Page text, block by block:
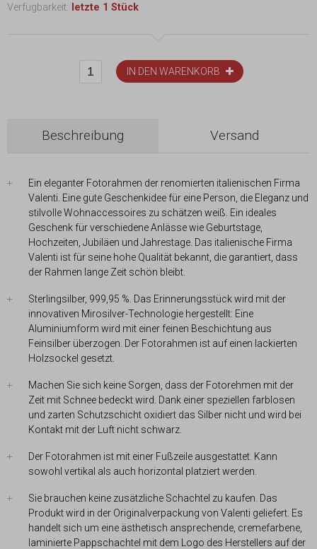
Verfügbarkeit: letzte 1 Stück
IN DEN WARENKORB
Beschreibung Versand
Ein eleganter Fotorahmen der renomierten italienischen Firma
Valenti. Eine gute Geschenkidee für eine Person, die Eleganz und
stilvolle Wohnaccessoires zu schätzen weiß. Ein ideales
Geschenk für verschiedene Anlässe wie Geburtstage,
Hochzeiten, Jubiläen und Jahrestage. Das italienische Firma
Valenti ist für seine hohe Qualität bekannt, die garantiert, dass
der Rahmen lange Zeit schön bleibt.
Sterlingsilber, 999,95 %. Das Erinnerungsstück wird mit der
innovativen Mirosilver-Technologie hergestellt: Eine
Aluminiumform wird mit einer feinen Beschichtung aus
Feinsilber überzogen. Der Fotorahmen ist auf einen lackierten
Holzsockel gesetzt.
Machen Sie sich keine Sorgen, dass der Fotorehmen mit der
Zeit mit Schnee bedeckt wird. Dank einer speziellen farblosen
und zarten Schutzschicht oxidiert das Silber nicht und wird bei
Kontakt mit der Luft nicht schwarz.
Der Fotorahmen ist mit einer Fußzeile ausgestattet. Kann
sowohl vertikal als auch horizontal platziert werden.
Sie brauchen keine zusätzliche Schachtel zu kaufen. Das
Produkt wird in der Originalverpackung von Valenti geliefert. Es
handelt sich um eine ästhetisch ansprechende, cremefarbene,
laminierte Pappschachtel mit dem Logo des Herstellers auf der